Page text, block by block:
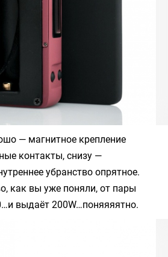
— магнитное крепление
контакты, снизу —
убранство опрятное.
как вы уже поняли, от пары
…и выдаёт 200W…поняяяятно.